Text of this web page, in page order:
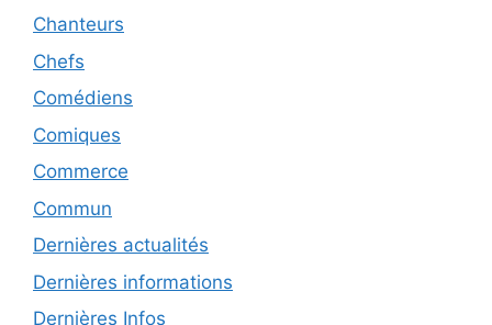
Chanteurs
Chefs
Comédiens
Comiques
Commerce
Commun
Dernières actualités
Dernières informations
Dernières Infos